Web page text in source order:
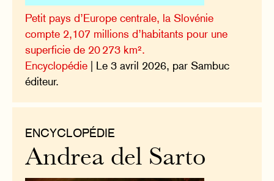
Petit pays d’Europe centrale, la Slovénie
compte 2,107 millions d’habitants pour une
superficie de 20 273 km².
Encyclopédie | Le 3 avril 2026, par Sambuc
éditeur.
ENCYCLOPÉDIE
Andrea del Sarto